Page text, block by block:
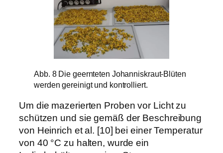
Abb. 8 Die geernteten Johanniskraut-Blüten
werden gereinigt und kontrolliert.
Um die mazerierten Proben vor Licht zu
schützen und sie gemäß der Beschreibung
von Heinrich et al. [10] bei einer Temperatur
von 40 °C zu halten, wurde ein